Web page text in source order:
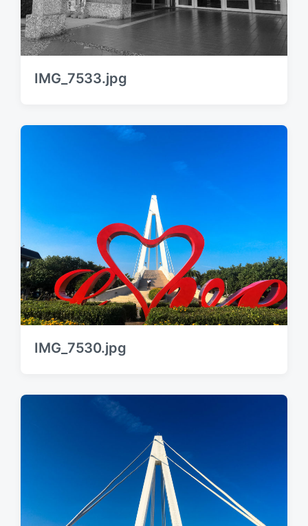
IMG_7533.jpg
IMG_7530.jpg